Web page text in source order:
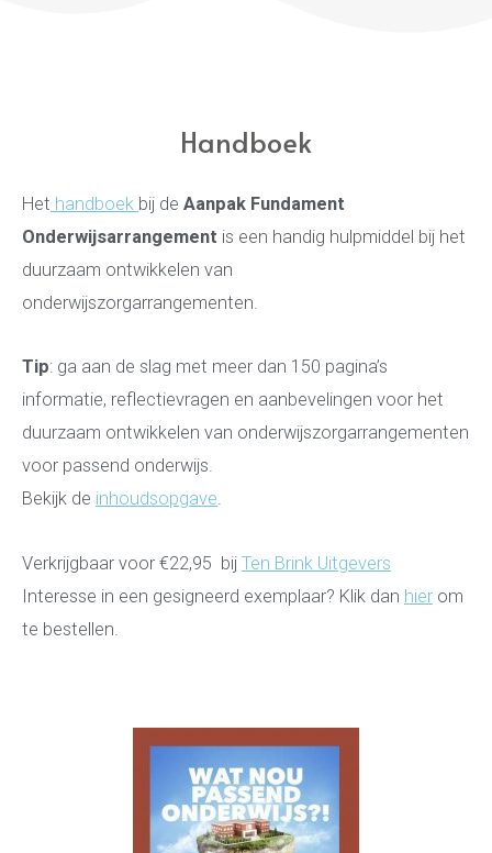
Handboek
Het handboek bij de Aanpak Fundament
Onderwijsarrangement is een handig hulpmiddel bij het
duurzaam ontwikkelen van
onderwijszorgarrangementen.
Tip: ga aan de slag met meer dan 150 pagina’s
informatie, reflectievragen en aanbevelingen voor het
duurzaam ontwikkelen van onderwijszorgarrangementen
voor passend onderwijs.
Bekijk de inhoudsopgave.
Verkrijgbaar voor €22,95 bij Ten Brink Uitgevers
Interesse in een gesigneerd exemplaar? Klik dan hier om
te bestellen.